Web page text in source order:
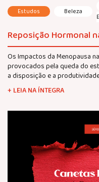
Estudos Beleza
Reposição Hormonal
Os Impactos da Menopausa
provocados pela queda do
a disposição e a
+ LEIA NA ÍNTEGRA